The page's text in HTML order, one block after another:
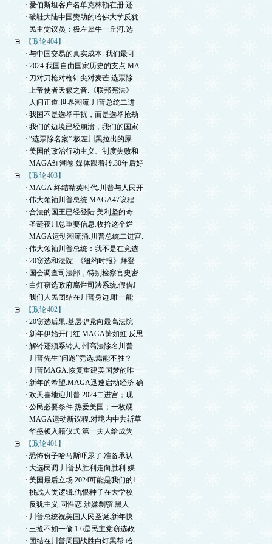
· 爱伯斯坦客户名单克林顿在册.还
· 破鞋大陆中国赞助的哈佛大学反犹
· 民主党议员：极左犀牛一丘河.选
【政论404】
· 与中国交易的真实成本. 我们最可
· 2024.我国自由国家历史的支点.MA
· 刀对刀枪对枪针尖对麦芒.选票除
· 上帝使者天籁之音.《联邦宪法》
· 人间正道.世界潮流.川普总统二进
· 我国不是选举干扰，而是选举抢劫
· 我们的边境已经崩溃，我们的国家
· “选票除名案”.极左川黑拉出的屎
· 美国的政治行动主义、制度失败和
· MAGA红潮卷.媒体跟着转.30年后好
【政论403】
· MAGA.终结精英时代.川普与人民开
· 伟大领袖川普总统.MAGA47议程.
· 合法的国王已经登陆.美利坚的奇
· 圣诞夜川总重要信息.收拾这个烂
· MAGA运动潮流涌.川普总统二进宫.
· 伟大领袖川普总统：我不是在竞选
· 20窃选和法院. 《纽约时报》拜登
· 国会调查司法部，特别检察官史密
· 白灯窃选政府腐烂司法系统.假借J
· 我们人民团结在川普身边.唯一能
【政论402】
· 20窃选后果.基层驴党向最高法院
· 新年伊始开门红.MAGA势如虹.反思
· 解铃还须系铃人.州高法除名川普.
· 川普先生“问题”竞选.焉能不胜？
· 川普MAGA.恢复重建美国梦的唯一
· 新年的希望.MAGA迅速启动经济.确
· 欢天喜地迎川普.2024二进宫；现
· 公民必要条件.热爱美国；一枚硬
· MAGA运动新议程.对境内中共斩草
· 华盛顿入籍仪式.第一夫人给成为
【政论401】
· 恐怖份子哈马斯吓尿了.准备承认
· 大选民调.川普从胜利走向胜利.媒
· 美国最后立场.2024可能是我们的1
· 挑战人类逻辑.仇恨种子在大学校
· 反犹主义.同性恋.涉嫌剽窃.黑人
· 川普总统祝美国人民圣诞.新年快
· 三抢不如一偷.1.6是民主党窃选政
· 团结在川普周围战胜白灯黑帮.哈